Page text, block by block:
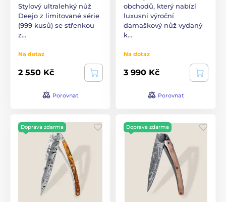
Stylový ultralehký nůž
Deejo z limitované série
(999 kusů) se střenkou
z…
Na dotaz
2 550 Kč
Porovnat
obchodů, který nabízí
luxusní výroční
damaškový nůž vydaný
k…
Na dotaz
3 990 Kč
Porovnat
Doprava zdarma Doprava zdarma